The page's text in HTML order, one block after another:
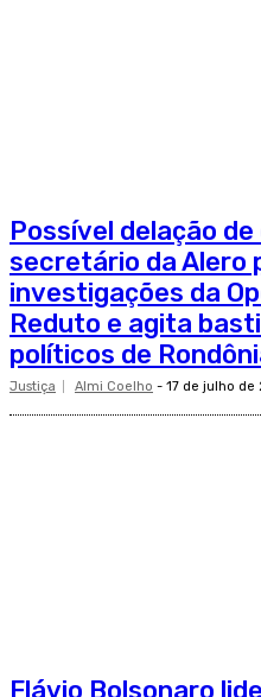
Possível delação de
secretário da Alero
investigações da
Reduto e agita
políticos de
Justiça Almi Coelho - 17 de julho de
Flávio Bolsonaro